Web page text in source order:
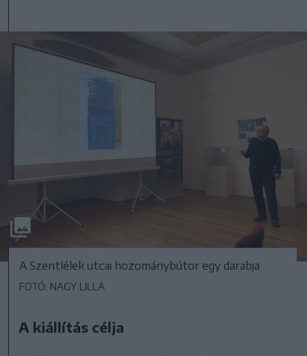
A Szentlélek utcai hozománybútor egy darabja
FOTÓ: NAGY LILLA
A kiállítás célja